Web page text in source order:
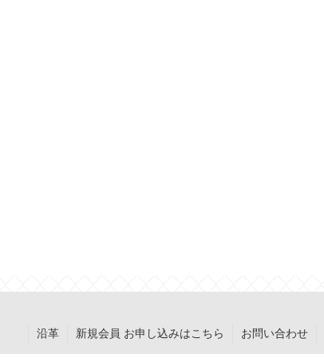
沿革 新規会員 お申し込みはこちら お問い合わせ